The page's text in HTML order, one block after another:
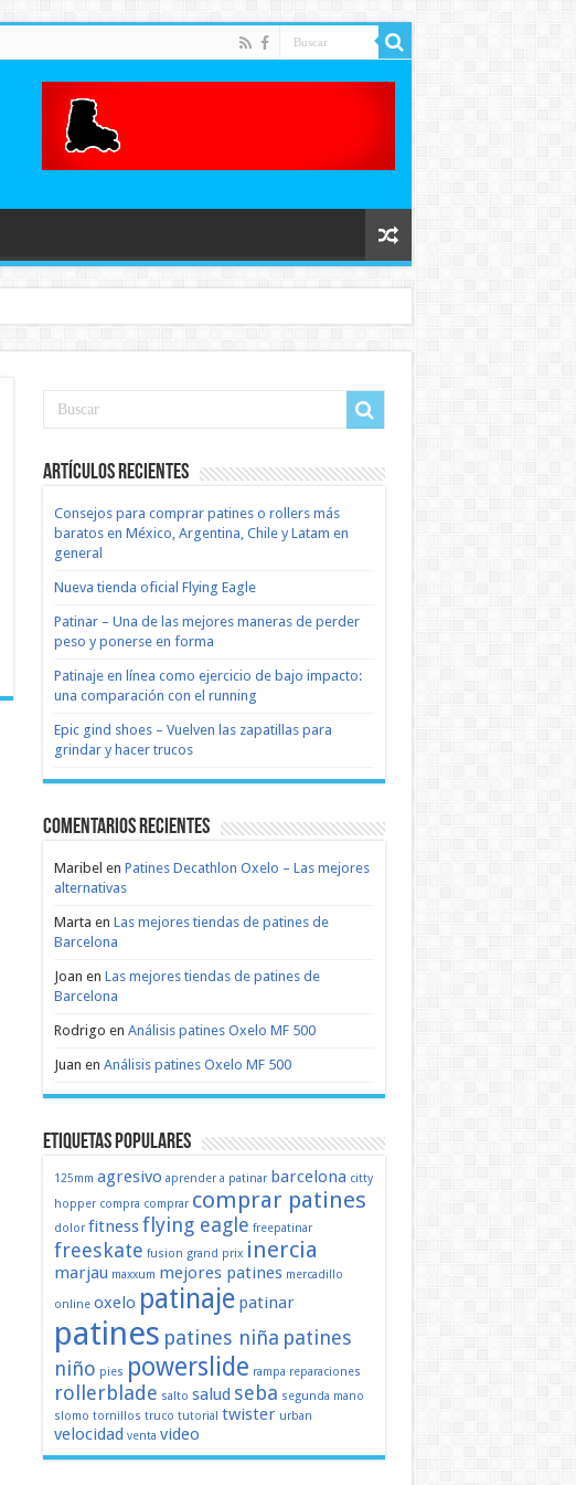
Artículos recientes
Consejos para comprar patines o rollers más
baratos en México, Argentina, Chile y Latam en
general
Nueva tienda oficial Flying Eagle
Patinar – Una de las mejores maneras de perder
peso y ponerse en forma
Patinaje en línea como ejercicio de bajo impacto:
una comparación con el running
Epic gind shoes – Vuelven las zapatillas para
grindar y hacer trucos
Comentarios recientes
Maribel en Patines Decathlon Oxelo – Las mejores
alternativas
Marta en Las mejores tiendas de patines de
Barcelona
Joan en Las mejores tiendas de patines de
Barcelona
Rodrigo en Análisis patines Oxelo MF 500
Juan en Análisis patines Oxelo MF 500
Etiquetas populares
125mm agresivo aprender a patinar barcelona citty
hopper compra comprar comprar patines
dolor fitnessflying eagle freepatinar
freeskate fusion grand prix inercia
marjau maxxum mejores patines mercadillo
online oxelo patinaje patinar
patines patines niña patines
niño pies powerslide rampa reparaciones
rollerblade salto salud seba segunda mano
slomo tornillos truco tutorial twister urban
velocidad venta video